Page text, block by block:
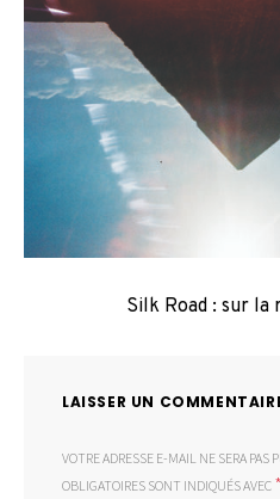
Silk Road : sur la
LAISSER UN
VOTRE ADRESSE E-MAIL NE SERA PAS
OBLIGATOIRES SONT INDIQUÉS AVEC *